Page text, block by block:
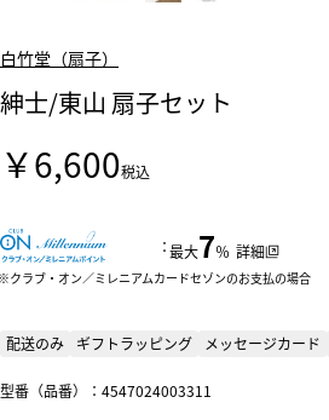
白竹堂（扇子）
紳士/東山 扇子セット
￥6,600税込
：最大7％ 詳細
クラブ・オン／ミレニアムカードセゾンのお支払の場合
配送のみ ギフトラッピング メッセージカード
型番（品番）：4547024003311